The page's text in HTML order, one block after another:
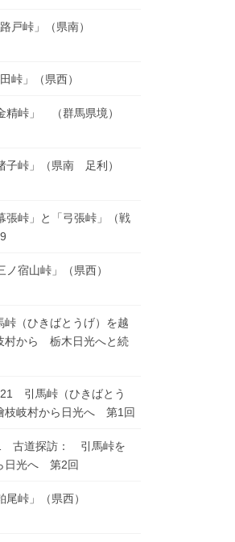
戸峠」（県南）
峠」（県西）
峠」 （群馬県境）
峠」（県南 足利）
峠」と「弓張峠」（戦
ノ宿山峠」（県西）
（ひきばとうげ）を越
村から 栃木日光へと続
引馬峠（ひきばとう
岐村から日光へ 第1回
古道探訪： 引馬峠を
日光へ 第2回
尾峠」（県西）